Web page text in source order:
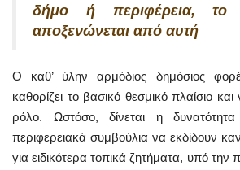
δήμο ή περιφέρεια, το
αποξενώνεται από αυτή
Ο καθ’ ύλην αρμόδιος δημόσιος
καθορίζει το βασικό θεσμικό πλαίσιο και
ρόλο. Ωστόσο, δίνεται η
περιφερειακά συμβούλια να εκδίδουν
για ειδικότερα τοπικά ζητήματα, υπό την